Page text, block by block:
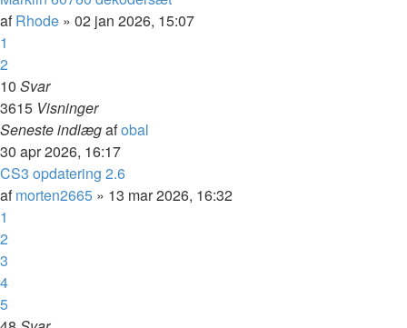
afRhode » 02 jan 2026, 15:07
1
2
10 Svar
3615 Visninger
Seneste indlægafobal
30 apr 2026, 16:17
CS3 opdatering 2.6
afmorten2665 » 13 mar 2026, 16:32
1
2
3
4
5